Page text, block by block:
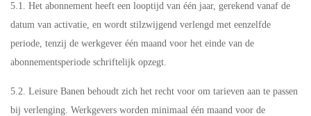
5.1. Het abonnement heeft een looptijd van één jaar, gerekend vanaf de
datum van activatie, en wordt stilzwijgend verlengd met eenzelfde
periode, tenzij de werkgever één maand voor het einde van de
abonnementsperiode schriftelijk opzegt.
5.2. Leisure Banen behoudt zich het recht voor om tarieven aan te passen
bij verlenging. Werkgevers worden minimaal één maand voor de